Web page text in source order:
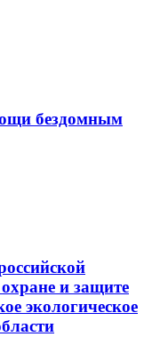
бездомным
и защите
экологическое